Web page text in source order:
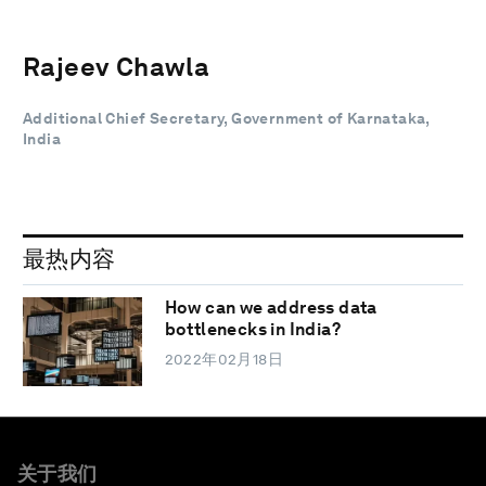
Rajeev Chawla
Additional Chief Secretary, Government of Karnataka,
India
最热内容
How can we address data
bottlenecks in India?
2022年02月18日
关于我们